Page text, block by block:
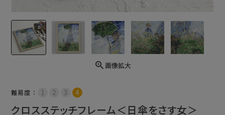
画像拡大
難易度：
クロスステッチフレーム＜日傘をさす女＞